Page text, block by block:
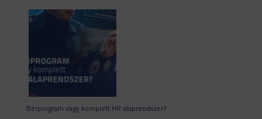
Bérprogram vagy komplett HR alaprendszer?